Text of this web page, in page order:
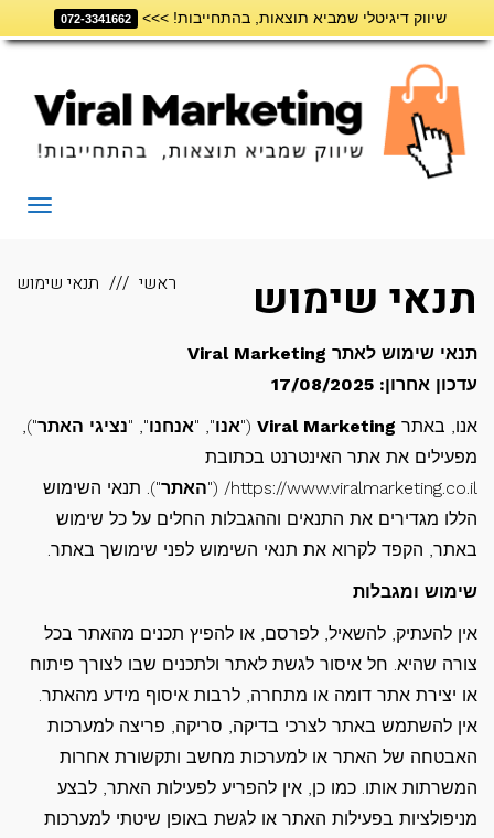
שיווק דיגיטלי שמביא תוצאות, בהתחייבות! >>> 072-3341662
לתוכן
ראשי תנאי שימוש תנאי שימוש
תנאי שימוש לאתר Viral Marketing
עדכון אחרון: 17/08/2025
אנו, באתר Viral Marketing
("אנו", "אנחנו", "נציגי האתר"),
מפעילים את אתר האינטרנט בכתובת
https://www.viralmarketing.co.il/ ("
האתר"). תנאי השימוש
הללו מגדירים את התנאים וההגבלות החלים על כל שימוש
באתר, הקפד לקרוא את תנאי השימוש לפני שימושך באתר.
שימוש ומגבלות
אין להעתיק, להשאיל, לפרסם, או להפיץ תכנים מהאתר בכל
צורה שהיא. חל איסור לגשת לאתר ולתכנים שבו לצורך פיתוח
או יצירת אתר דומה או מתחרה, לרבות איסוף מידע מהאתר.
אין להשתמש באתר לצרכי בדיקה, סריקה, פריצה למערכות
האבטחה של האתר או למערכות מחשב ותקשורת אחרות
המשרתות אותו. כמו כן, אין להפריע לפעילות האתר, לבצע
מניפולציות בפעילות האתר או לגשת באופן שיטתי למערכות